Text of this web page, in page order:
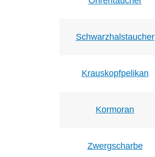
Schwarzhalstaucher
Krauskopfpelikan
Kormoran
Zwergscharbe